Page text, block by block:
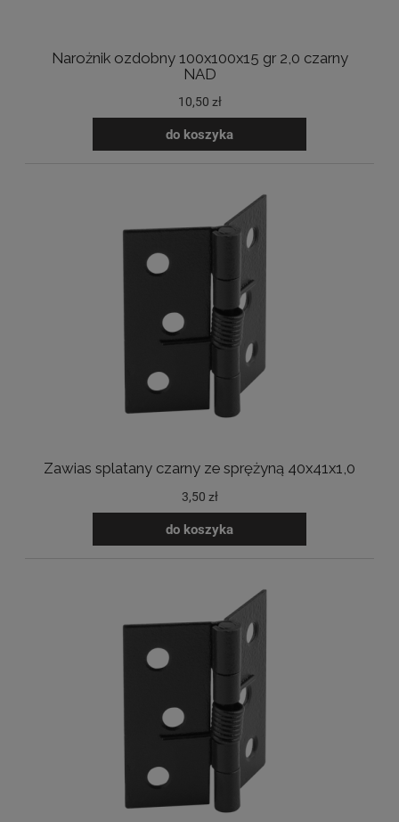
Narożnik ozdobny 100x100x15 gr 2,0 czarny
NAD
10,50 zł
do koszyka
Zawias splatany czarny ze sprężyną 40x41x1,0
3,50 zł
do koszyka